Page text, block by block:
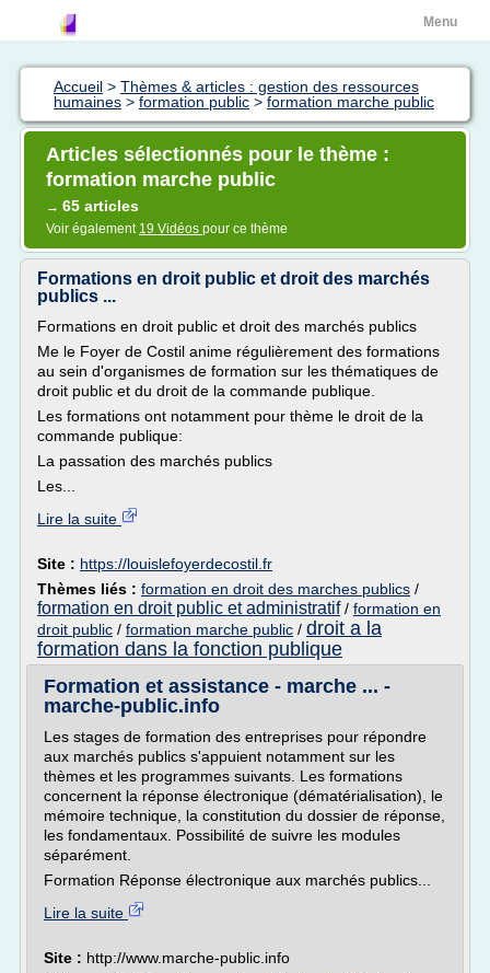
Menu
Accueil > Thèmes & articles : gestion des ressources
humaines > formation public > formation marche public
Articles sélectionnés pour le thème :
formation marche public
→ 65 articles
Voir également 19 Vidéos pour ce thème
Formations en droit public et droit des marchés
publics ...
Formations en droit public et droit des marchés publics
Me le Foyer de Costil anime régulièrement des formations
au sein d'organismes de formation sur les thématiques de
droit public et du droit de la commande publique.
Les formations ont notamment pour thème le droit de la
commande publique:
La passation des marchés publics
Les...
Lire la suite
Site : https://louislefoyerdecostil.fr
Thèmes liés : formation en droit des marches publics /
formation en droit public et administratif/ formation en
droit public / formation marche public / droit a la
formation dans la fonction publique
Formation et assistance - marche ... -
marche-public.info
Les stages de formation des entreprises pour répondre
aux marchés publics s'appuient notamment sur les
thèmes et les programmes suivants. Les formations
concernent la réponse électronique (dématérialisation), le
mémoire technique, la constitution du dossier de réponse,
les fondamentaux. Possibilité de suivre les modules
séparément.
Formation Réponse électronique aux marchés publics...
Lire la suite
Site : http://www.marche-public.info